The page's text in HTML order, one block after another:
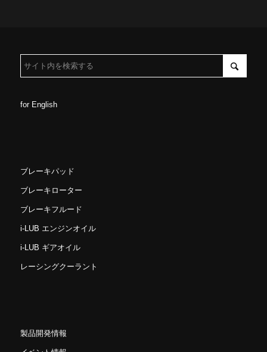
for English
ブレーキパッド
ブレーキローター
ブレーキフルード
i-LUB エンジンオイル
i-LUB ギアオイル
レーシングクーラント
製品開発情報